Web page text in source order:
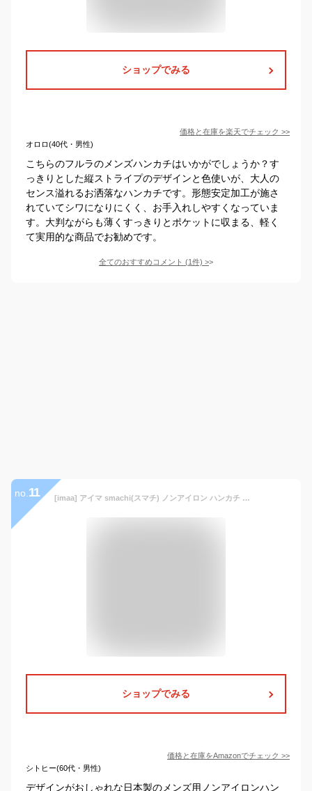
ショップでみる
価格と在庫を楽天でチェック >>
オロロ(40代・男性)
こちらのフルラのメンズハンカチはいかがでしょうか？す
っきりとした縦ストライプのデザインと色使いが、大人の
センス溢れるお洒落なハンカチです。形態安定加工が施さ
れていてシワになりにくく、お手入れしやすくなっていま
す。大判ながらも薄くすっきりとポケットに収まる、軽く
て実用的な商品でお勧めです。
全てのおすすめコメント (1件) >
no. 11 [imaa] アイマ smachi(スマチ) ノンアイロン ハンカチ メンズ ギフト 日本製 (Aセット(3枚))
ショップでみる
価格と在庫をAmazonでチェック >>
シトヒー(60代・男性)
デザインがおしゃれな日本製のメンズ用ノンアイロンハン